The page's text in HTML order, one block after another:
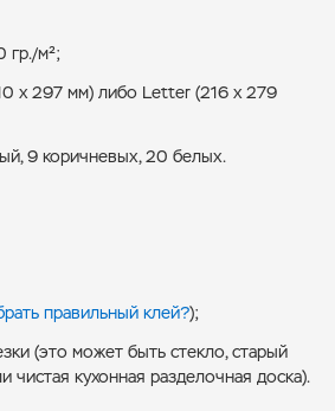
гр./м²;
х 297 мм) либо Letter (216 х 279
9 коричневых, 20 белых.
правильный клей?);
(это может быть стекло, старый
чистая кухонная разделочная доска).